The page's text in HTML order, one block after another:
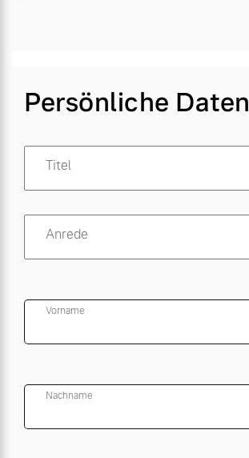
Persönliche Daten
Titel
Anrede
Vorname
Nachname